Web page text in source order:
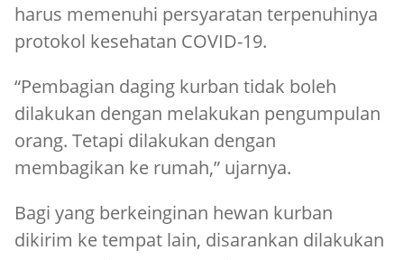
harus memenuhi persyaratan terpenuhinya
protokol kesehatan COVID-19.
“Pembagian daging kurban tidak boleh
dilakukan dengan melakukan pengumpulan
orang. Tetapi dilakukan dengan
membagikan ke rumah,” ujarnya.
Bagi yang berkeinginan hewan kurban
dikirim ke tempat lain, disarankan dilakukan